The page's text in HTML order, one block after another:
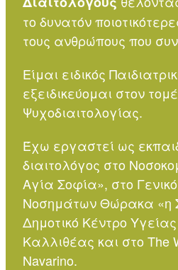
το δυνατόν
τους ανθρώπους που
Είμαι ειδικός
εξειδικεύομαι στον
Ψυχοδιαιτολογίας.
Έχω εργαστεί ως
διαιτολόγος στο
Αγία Σοφία», στο
Νοσημάτων Θώρακα «η
Δημοτικό Κέντρο
Καλλιθέας και στο The
Navarino.